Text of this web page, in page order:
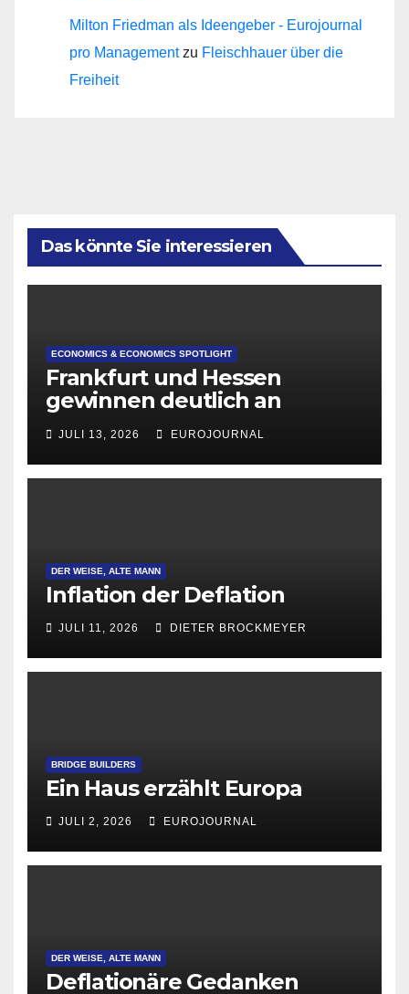
Milton Friedman als Ideengeber - Eurojournal
pro Managementzu Fleischhauer über die
Freiheit
Das könnte Sie interessieren
ECONOMICS & ECONOMICS SPOTLIGHT
Frankfurt und Hessen
gewinnen deutlich an
Attraktivität für Startup-
Gründungen
JULI 13, 2026 EUROJOURNAL
DER WEISE, ALTE MANN
Inflation der Deflation
JULI 11, 2026 DIETER BROCKMEYER
BRIDGE BUILDERS
Ein Haus erzählt Europa
JULI 2, 2026 EUROJOURNAL
DER WEISE, ALTE MANN
Deflationäre Gedanken